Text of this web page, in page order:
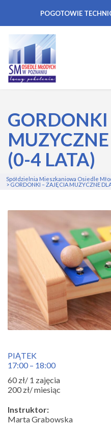
POGOTOWIE
(0-4 LATA)
Spółdzielnia Mieszkaniowa Osiedle
>GORDONKI – ZAJĘCIA MUZYCZNE
PIĄTEK
17:00 – 18:00
60 zł/ 1 zajęcia
200 zł/ miesiąc
Instruktor:
Marta Grabowska